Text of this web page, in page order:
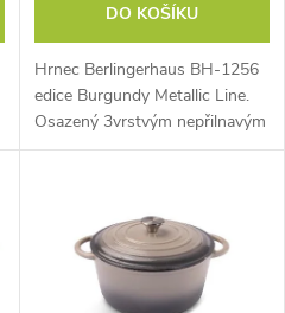
DO KOŠÍKU
Hrnec Berlingerhaus BH-1256
edice Burgundy Metallic Line.
Osazený 3vrstvým nepřilnavým
mramorovým povrchem.
ohřevu a do...